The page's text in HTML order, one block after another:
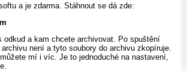
a je zdarma. Stáhnout se dá zde:
odkud a kam chcete archivovat. Po spuštění
není a tyto soubory do archivu zkopíruje.
mí i víc. Je to jednoduché na nastavení,